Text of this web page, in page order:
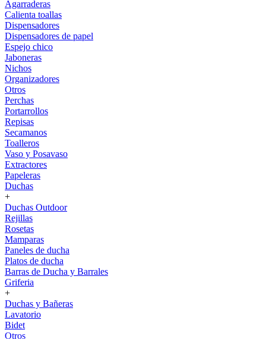
Agarraderas
Calienta toallas
Dispensadores
Dispensadores de papel
Espejo chico
Jaboneras
Nichos
Organizadores
Otros
Perchas
Portarrollos
Repisas
Secamanos
Toalleros
Vaso y Posavaso
Extractores
Papeleras
Duchas
+
Duchas Outdoor
Rejillas
Rosetas
Mamparas
Paneles de ducha
Platos de ducha
Barras de Ducha y Barrales
Griferia
+
Duchas y Bañeras
Lavatorio
Bidet
Otros